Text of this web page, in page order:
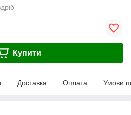
Купити
Доставка Оплата Умови